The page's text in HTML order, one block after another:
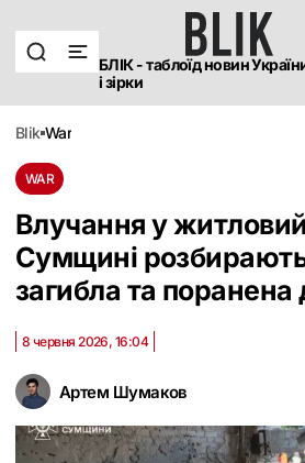
БЛІК - таблоїд новин
і зірки
blik war
WAR
Влучання у
Сумщині
загибла та поранена
Артем Шумаков
8 червня 2026, 16:04